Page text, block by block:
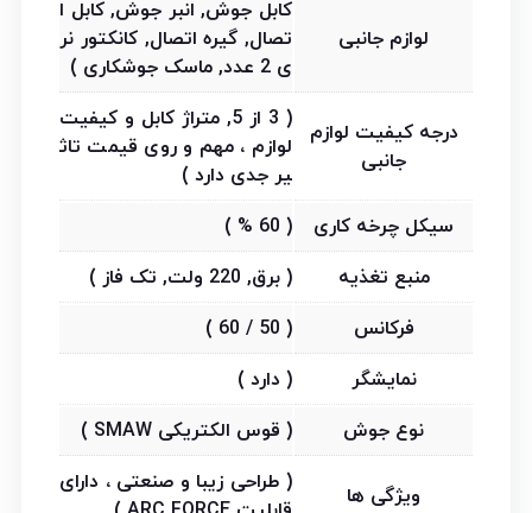
لوازم جانبی
کابل جوش, انبر جوش, کابل ا
تصال, گیره اتصال, کانکتور نر
ی 2 عدد, ماسک جوشکاری )
درجه کیفیت لوازم
جانبی
( 3 از 5, متراژ کابل و کیفیت
لوازم ، مهم و روی قیمت تاث
یر جدی دارد )
سیکل چرخه کاری
( 60 % )
منبع تغذیه
( برق, 220 ولت, تک فاز )
فرکانس
( 50 / 60 )
نمایشگر
( دارد )
نوع جوش
( قوس الکتریکی SMAW )
ویژگی ها
( طراحی زیبا و صنعتی ، دارای